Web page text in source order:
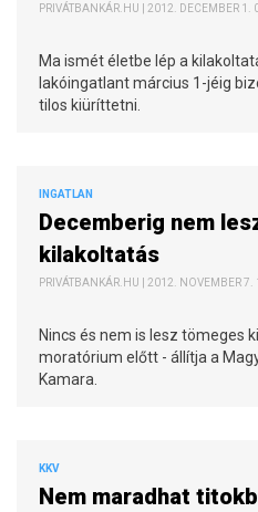
PRIVÁTBANKÁR.HU | 2012. DECEMBER 1.
Ma ismét életbe lép a
lakóingatlant március 1-jéig
tilos kiüríttetni.
INGATLAN
Decemberig nem
kilakoltatás
PRIVÁTBANKÁR.HU | 2012. NOVEMBER 7.
Nincs és nem is lesz tömeges
moratórium előtt - állítja a
Kamara.
KKV
Nem maradhat